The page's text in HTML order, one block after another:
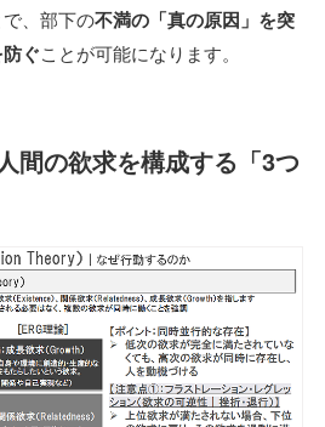
、部下の不満の「真の原因」を突
ぐことが可能になります。
間の欲求を構成する「3つ